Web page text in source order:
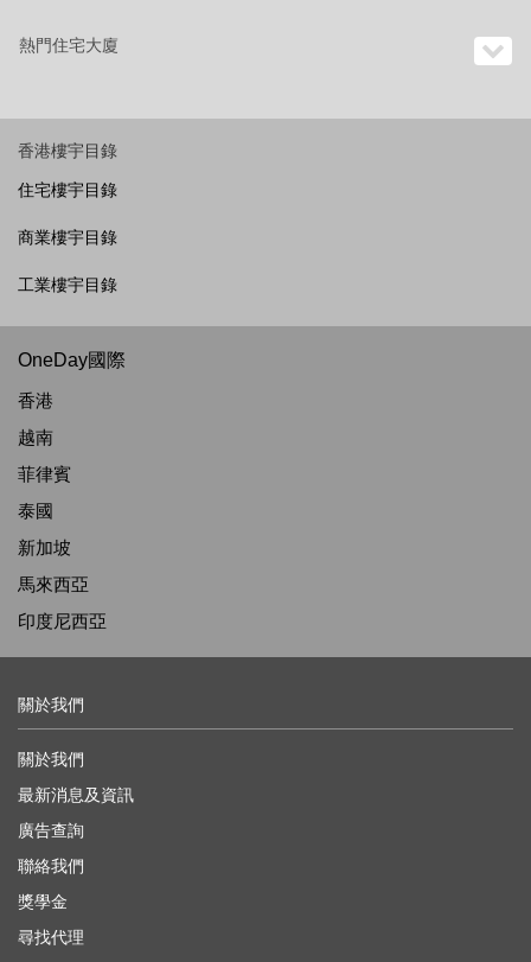
熱門住宅大廈
香港樓宇目錄
住宅樓宇目錄
商業樓宇目錄
工業樓宇目錄
OneDay國際
香港
越南
菲律賓
泰國
新加坡
馬來西亞
印度尼西亞
關於我們
關於我們
最新消息及資訊
廣告查詢
聯絡我們
獎學金
尋找代理